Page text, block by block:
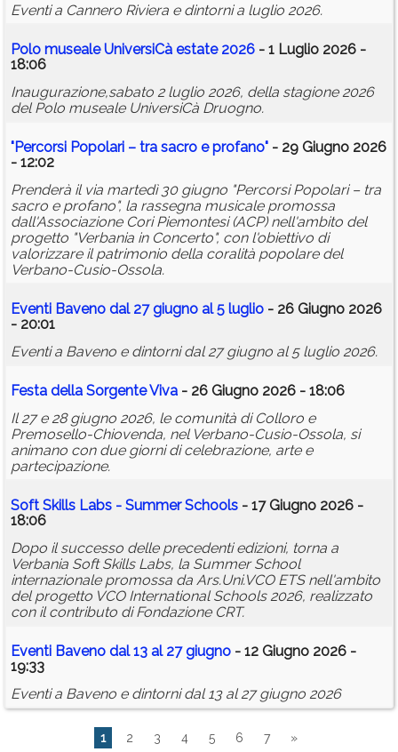
Eventi a Cannero Riviera e dintorni a luglio 2026.
Polo museale UniversiCà estate 2026 - 1 Luglio 2026 -
18:06
Inaugurazione,sabato 2 luglio 2026, della stagione 2026
del Polo museale UniversiCà Druogno.
"Percorsi Popolari – tra sacro e profano" - 29 Giugno 2026
- 12:02
Prenderà il via martedì 30 giugno "Percorsi Popolari – tra
sacro e profano", la rassegna musicale promossa
dall'Associazione Cori Piemontesi (ACP) nell'ambito del
progetto "Verbania in Concerto", con l'obiettivo di
valorizzare il patrimonio della coralità popolare del
Verbano-Cusio-Ossola.
Eventi Baveno dal 27 giugno al 5 luglio - 26 Giugno 2026
- 20:01
Eventi a Baveno e dintorni dal 27 giugno al 5 luglio 2026.
Festa della Sorgente Viva - 26 Giugno 2026 - 18:06
Il 27 e 28 giugno 2026, le comunità di Colloro e
Premosello-Chiovenda, nel Verbano-Cusio-Ossola, si
animano con due giorni di celebrazione, arte e
partecipazione.
Soft Skills Labs - Summer Schools - 17 Giugno 2026 -
18:06
Dopo il successo delle precedenti edizioni, torna a
Verbania Soft Skills Labs, la Summer School
internazionale promossa da Ars.Uni.VCO ETS nell'ambito
del progetto VCO International Schools 2026, realizzato
con il contributo di Fondazione CRT.
Eventi Baveno dal 13 al 27 giugno - 12 Giugno 2026 -
19:33
Eventi a Baveno e dintorni dal 13 al 27 giugno 2026
1 2 3 4 5 6 7 »